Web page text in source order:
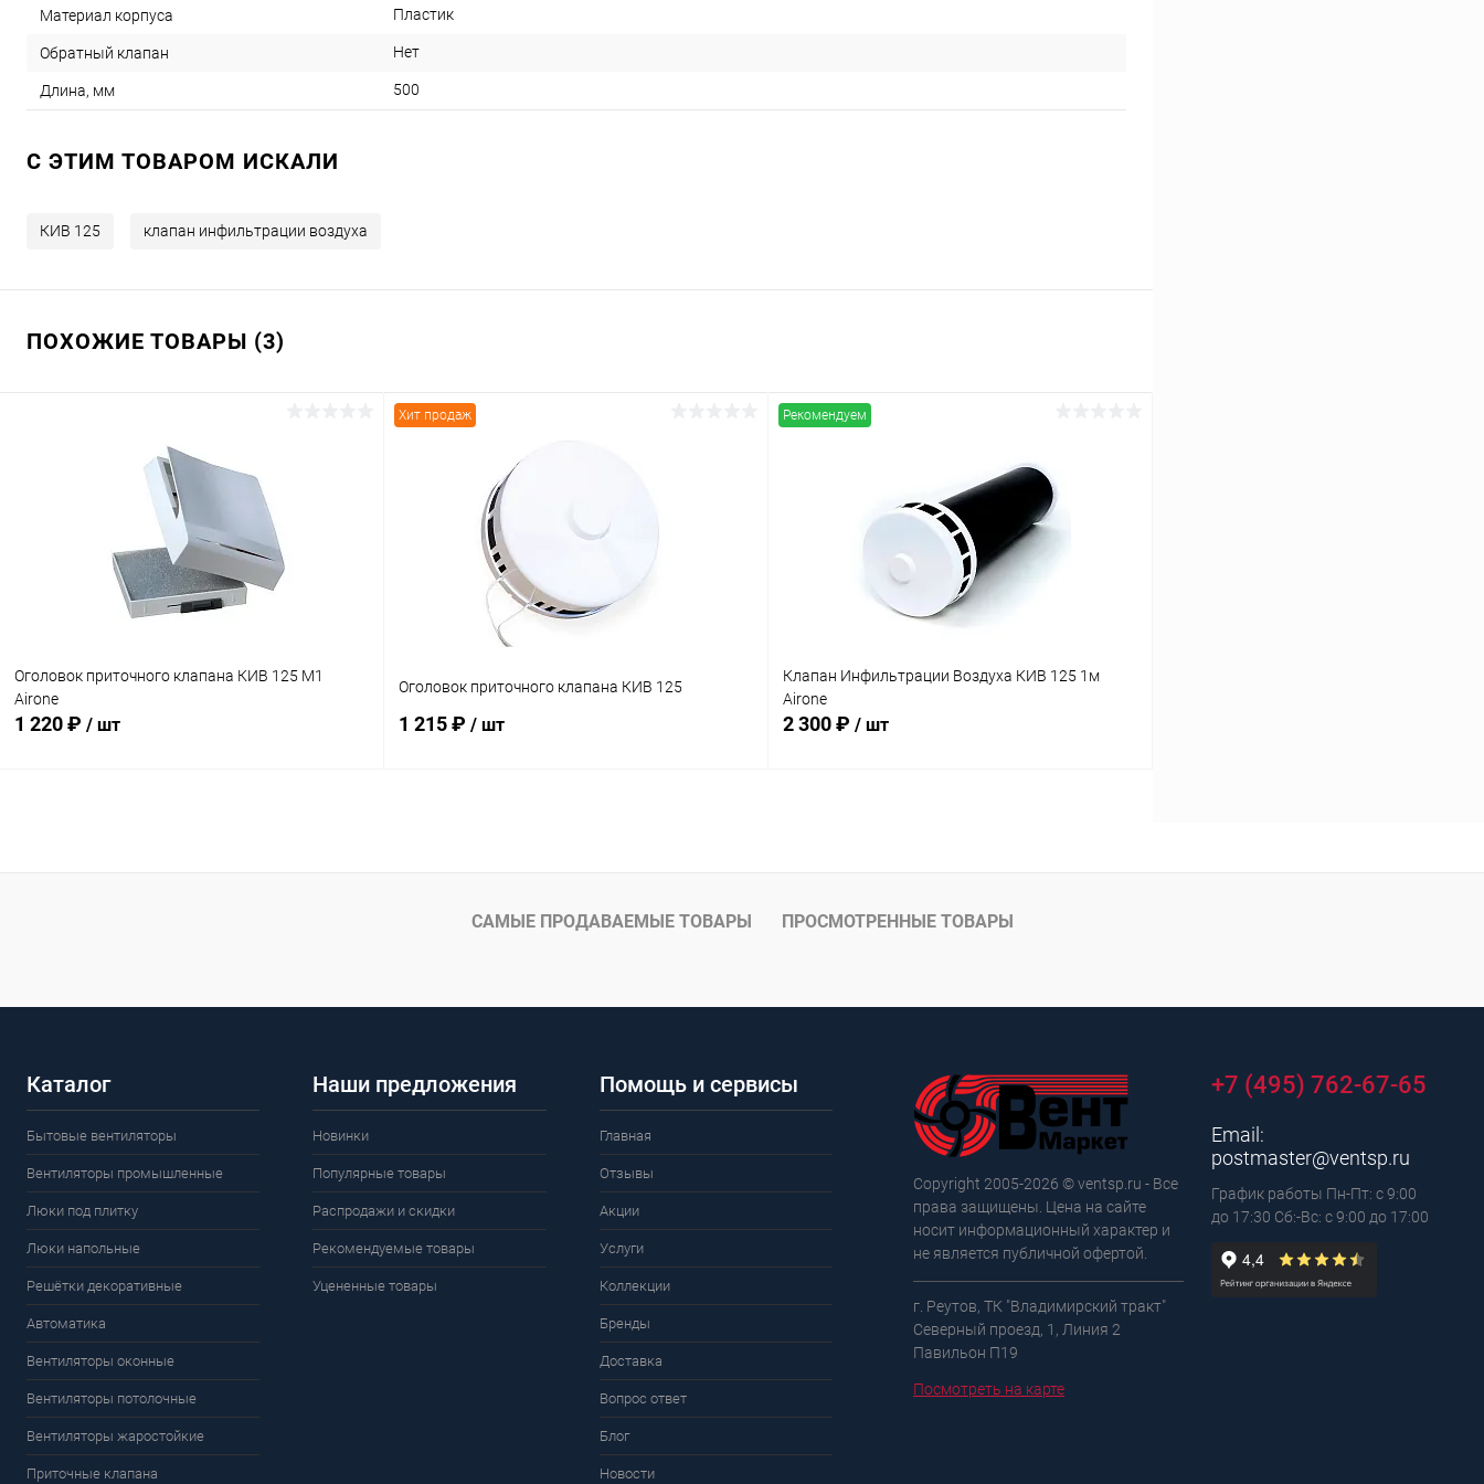
Материал корпуса Пластик
Обратный клапан Нет
Длина, мм 500
C ЭТИМ ТОВАРОМ ИСКАЛИ
КИВ 125 клапан инфильтрации воздуха
ПОХОЖИЕ ТОВАРЫ (3)
Оголовок приточного клапана КИВ 125 М1
Airone
1 220 ₽ / шт
Купить в 1 клик Сравнение
Хит продаж
Оголовок приточного клапана КИВ 125
1 215 ₽ / шт
Купить в 1 клик Сравнение
Рекомендуем
Клапан Инфильтрации Воздуха КИВ 125 1м
Airone
2 300 ₽ / шт
Купить в 1 клик Сравнение
САМЫЕ ПРОДАВАЕМЫЕ ТОВАРЫ ПРОСМОТРЕННЫЕ ТОВАРЫ
Каталог
Бытовые вентиляторы
Вентиляторы промышленные
Люки под плитку
Люки напольные
Решётки декоративные
Автоматика
Вентиляторы оконные
Вентиляторы потолочные
Вентиляторы жаростойкие
Приточные клапана
Наши предложения
Новинки
Популярные товары
Распродажи и скидки
Рекомендуемые товары
Уцененные товары
Помощь и сервисы
Главная
Отзывы
Акции
Услуги
Коллекции
Бренды
Доставка
Вопрос ответ
Блог
Новости
Copyright 2005-2026 © ventsp.ru - Все
права защищены. Цена на сайте
носит информационный характер и
не является публичной офертой.
г. Реутов, ТК "Владимирский тракт"
Северный проезд, 1, Линия 2
Павильон П19
Посмотреть на карте
+7 (495) 762-67-65
Email:
postmaster@ventsp.ru
График работы Пн-Пт: с 9:00
до 17:30 Сб:-Вс: с 9:00 до 17:00